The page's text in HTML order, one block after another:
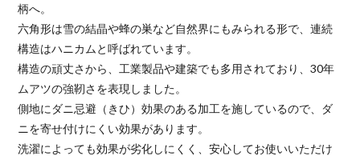
柄へ。
六角形は雪の結晶や蜂の巣など自然界にもみられる形で、連続
構造はハニカムと呼ばれています。
構造の頑丈さから、工業製品や建築でも多用されており、30年
ムアツの強靭さを表現しました。
側地にダニ忌避（きひ）効果のある加工を施しているので、ダ
ニを寄せ付けにくい効果があります。
洗濯によっても効果が劣化しにくく、安心してお使いいただけ